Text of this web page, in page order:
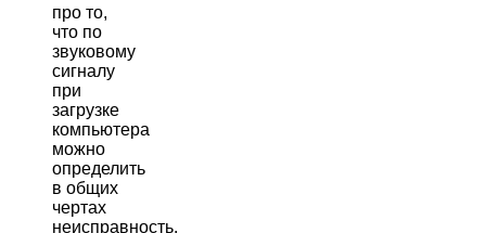
про то,
что по
звуковому
сигналу
при
загрузке
компьютера
можно
определить
в общих
чертах
неисправность.